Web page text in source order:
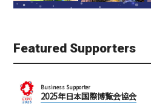
Featured Supporters
Business Supporter
2025年日本国際博覧会協会